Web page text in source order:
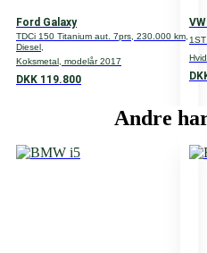
Gear type
M
HK
Ford Galaxy
TDCi 150 Titanium aut. 7prs, 230.000 km,
Diesel,
Koksmetal, modelår 2017
DKK 119.800
Andre